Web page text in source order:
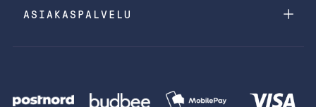
ASIAKASPALVELU